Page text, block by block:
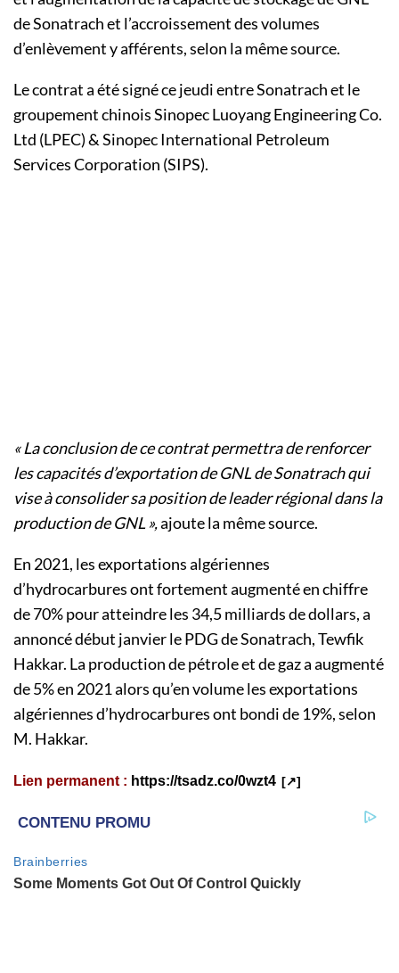
de Sonatrach et l’accroissement des volumes
d’enlèvement y afférents, selon la même source.
Le contrat a été signé ce jeudi entre Sonatrach et le
groupement chinois Sinopec Luoyang Engineering Co.
Ltd (LPEC) & Sinopec International Petroleum
Services Corporation (SIPS).
« La conclusion de ce contrat permettra de renforcer
les capacités d’exportation de GNL de Sonatrach qui
vise à consolider sa position de leader régional dans la
production de GNL »,ajoute la même source.
En 2021, les exportations algériennes
d’hydrocarbures ont fortement augmenté en chiffre
de 70% pour atteindre les 34,5 milliards de dollars, a
annoncé début janvier le PDG de Sonatrach, Tewfik
Hakkar. La production de pétrole et de gaz a augmenté
de 5% en 2021 alors qu’en volume les exportations
algériennes d’hydrocarbures ont bondi de 19%, selon
M. Hakkar.
Lien permanent : https://tsadz.co/0wzt4